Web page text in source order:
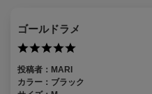
ゴールドラメ
投稿者： MARI
カラー： ブラック